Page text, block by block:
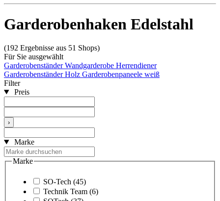
Garderobenhaken Edelstahl
(192 Ergebnisse aus 51 Shops)
Für Sie ausgewählt
GarderobenständerWandgarderobe Herrendiener
Garderobenständer Holz Garderobenpaneele weiß
Filter
Preis
›
Marke
Marke
SO-Tech (45)
Technik Team (6)